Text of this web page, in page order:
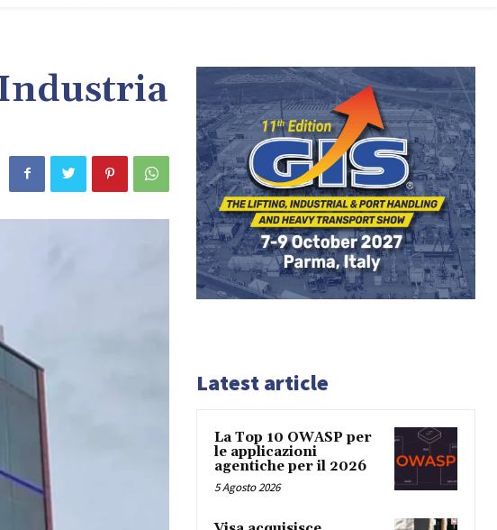
Latest article
La Top 10 OWASP per
le applicazioni
agentiche per il 2026
5 Agosto 2026